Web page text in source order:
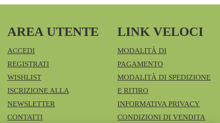
AREA UTENTE
ACCEDI
REGISTRATI
WISHLIST
ISCRIZIONE ALLA
NEWSLETTER
CONTATTI
LINK VELOCI
MODALITÀ DI
PAGAMENTO
MODALITÀ DI SPEDIZIONE
E RITIRO
INFORMATIVA PRIVACY
CONDIZIONI DI VENDITA